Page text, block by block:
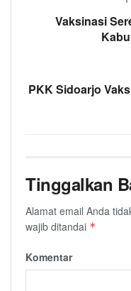
Vaksinasi
PKK Sidoarjo
Tinggalkan
Alamat email Anda
wajib ditandai *
Komentar